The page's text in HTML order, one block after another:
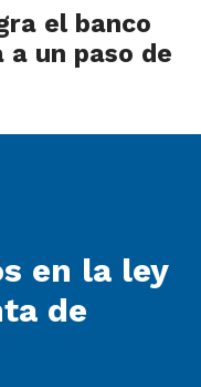
el banco
a un paso de
en la ley
de